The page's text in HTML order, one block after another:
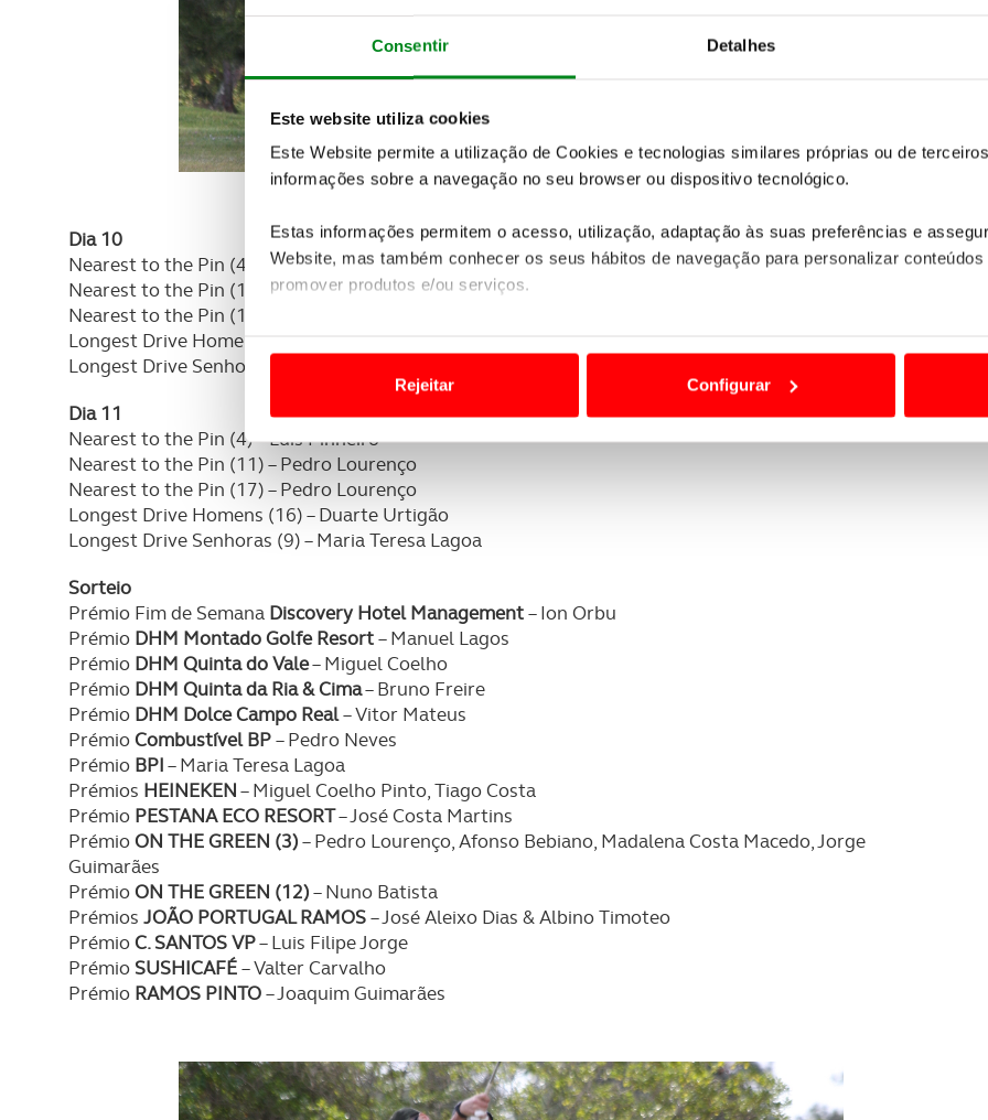
Consentir Detalhes
Este website utiliza cookies
Este Website permite a utilização de Cookies e tecnologias similares próprias ou de
informações sobre a navegação no seu browser ou dispositivo tecnológico.
Estas informações permitem o acesso, utilização, adaptação às suas preferências e
Website, mas também conhecer os seus hábitos de navegação para personalizar
promover produtos e/ou serviços.
Usamos cookies para melhorar a sua experiência digital, personalizar conteúdos e
funcionalidades de redes sociais, bem como para analisar dados de navegação no nosso
Adicionalmente partilhamos informação, relativa à sua utilização do nosso site de
e organizações na UE e em países terceiros.
consentimento e quando tal se afigure estritamente necessário no contexto dos serviços a
Realçamos que o bloqueio de certo tipo de Cookies e tecnologias similares pode ter impacto
navegação no Website e nos serviços disponibilizados.
Consulte a política de cookies do site.
Rejeitar Configurar
Dia 10
Nearest to the Pin (4) – João Lourenço Carvalho
Nearest to the Pin (11) – Valter Carvalho
Nearest to the Pin (17) – João Lourenço Carvalho
Longest Drive Homens (16) – Tiago Costa
Longest Drive Senhoras (9) – Madalena Costa Macedo
Dia 11
Nearest to the Pin (4) – Luis Pinheiro
Nearest to the Pin (11) – Pedro Lourenço
Nearest to the Pin (17) – Pedro Lourenço
Longest Drive Homens (16) – Duarte Urtigão
Longest Drive Senhoras (9) – Maria Teresa Lagoa
Sorteio
Prémio Fim de Semana Discovery Hotel Management– Ion Orbu
Prémio DHM Montado Golfe Resort– Manuel Lagos
Prémio DHM Quinta do Vale– Miguel Coelho
Prémio DHM Quinta da Ria & Cima– Bruno Freire
Prémio DHM Dolce Campo Real– Vitor Mateus
PrémioCombustível BP– Pedro Neves
Prémio BPI– Maria Teresa Lagoa
Prémios HEINEKEN– Miguel Coelho Pinto, Tiago Costa
Prémio PESTANA ECO RESORT– José Costa Martins
PrémioON THE GREEN (3)– Pedro Lourenço, Afonso Bebiano, Madalena Costa Macedo, Jorge
Guimarães
PrémioON THE GREEN (12)– Nuno Batista
Prémios JOÃO PORTUGAL RAMOS– José Aleixo Dias & Albino Timoteo
PrémioC. SANTOS VP– Luis Filipe Jorge
Prémio SUSHICAFÉ– Valter Carvalho
Prémio RAMOS PINTO– Joaquim Guimarães